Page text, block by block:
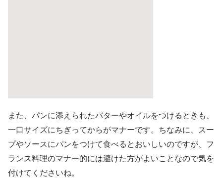
また、パンに添えられたバターやオイルをつけるときも、
一口サイズにちぎってからがマナーです。ちなみに、スー
プやソースにパンをつけて食べるとおいしいのですが、フ
ランス料理のマナー的には避けた方がよいことなので気を
付けてくださいね。